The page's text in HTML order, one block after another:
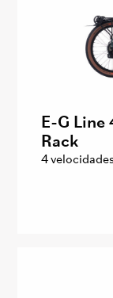
E-G Line
Rack
4